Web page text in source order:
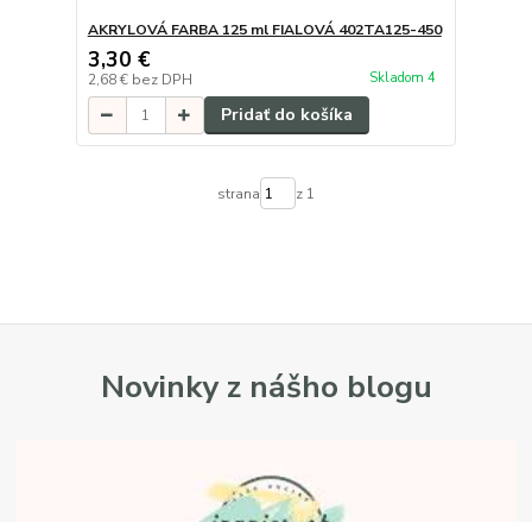
AKRYLOVÁ FARBA 125 ml FIALOVÁ 402TA125-450
3,30 €
2,68 € bez DPH Skladom 4
Pridať do košíka
strana z 1
Novinky z nášho blogu